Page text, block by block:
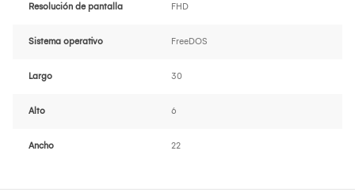
Resolución de pantalla FHD
Sistema operativo FreeDOS
Largo 30
Alto 6
Ancho 22